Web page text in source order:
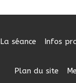
La séance Infos
Plan du site